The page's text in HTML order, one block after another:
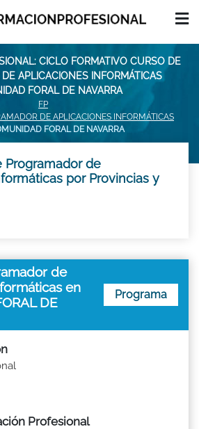
CICLO FORMATIVO CURSO DE
DE APLICACIONES INFORMÁTICAS
FORAL DE NAVARRA
FP
DE APLICACIONES INFORMÁTICAS
FORAL DE NAVARRA
Programador de
por Provincias y
de
en
DE
Programa
Profesional